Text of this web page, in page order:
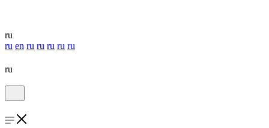
ru
ru en ru ru ru ru ru
ru